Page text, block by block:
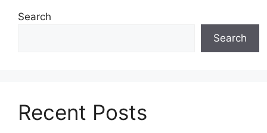
Search
Search
Recent Posts